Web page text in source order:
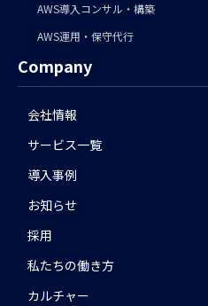
AWS導入コンサル・構築
AWS運用・保守代行
Company
会社情報
サービス一覧
導入事例
お知らせ
採用
私たちの働き方
カルチャー